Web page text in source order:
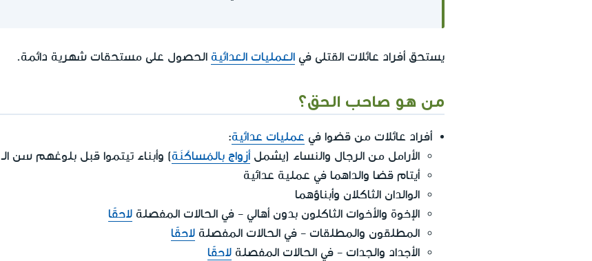
يستحق أفراد عائلات القتلى في العمليات العدائية الحصول على مستحقات شهرية دائمة.
من هو صاحب الحق؟
أفراد عائلات من قضوا في عمليات عدائية:
الأرامل من الرجال والنساء (يشملأزواج بالمُساكَنَة) وأبناء تيتموا قبل بلوغهم سن الـ 21
أيتام قضا والداهما في عملية عدائية
الوالدان الثاكلان وأبناؤهما
الإخوة والأخوات الثاكلون بدون أهالي - في الحالات المفصلة لاحقًا
المطلقون والمطلقات - في الحالات المفصلة لاحقًا
الأجداد والجدات - في الحالات المفصلة لاحقًا